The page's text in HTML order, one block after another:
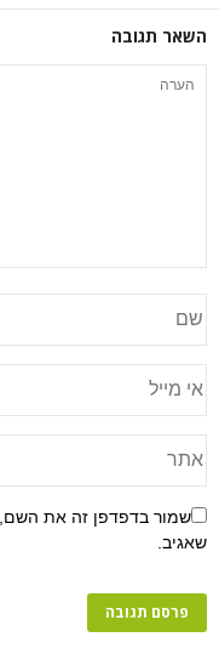
השאר תגובה
שמור בדפדפן זה את
שאגיב.